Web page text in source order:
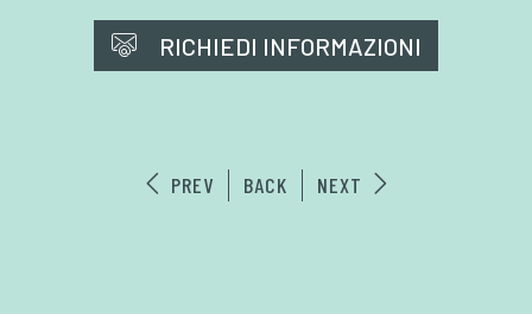
RICHIEDI INFORMAZIONI
PREV BACK NEXT